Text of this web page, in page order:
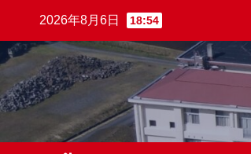
content
2026年8月6日 18:54